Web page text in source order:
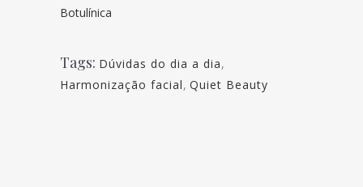
Botulínica
Tags: Dúvidas do dia a dia,
Harmonização facial, Quiet Beauty